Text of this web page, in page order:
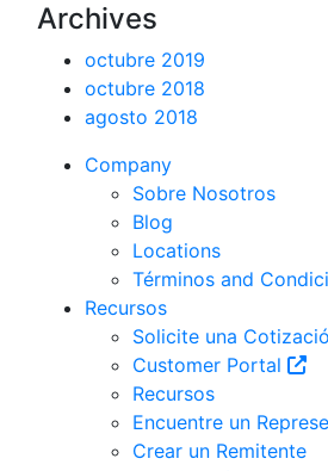
Archives
octubre 2019
octubre 2018
agosto 2018
Company
Sobre Nosotros
Blog
Locations
Términos and
Recursos
Solicite una
Customer Portal
Recursos
Encuentre un
Crear un Remitente